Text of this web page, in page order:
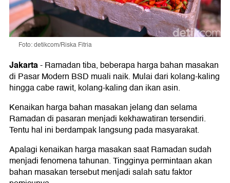
Foto: detikcom/Riska Fitria
Jakarta-Ramadan tiba, beberapa harga bahan masakan
di Pasar Modern BSD muali naik. Mulai dari kolang-kaling
hingga cabe rawit, kolang-kaling dan ikan asin.
Kenaikan harga bahan masakan jelang dan selama
Ramadan di pasaran menjadi kekhawatiran tersendiri.
Tentu hal ini berdampak langsung pada masyarakat.
Apalagi kenaikan harga masakan saat Ramadan sudah
menjadi fenomena tahunan. Tingginya permintaan akan
bahan masakan tersebut menjadi salah satu faktor